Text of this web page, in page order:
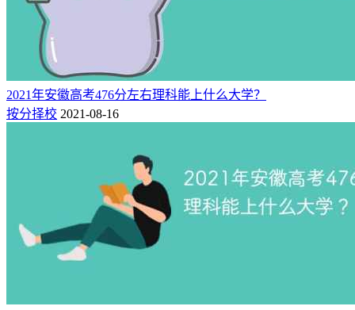
2021年安徽高考476分左右理科能上什么大学？
按分择校 2021-08-16